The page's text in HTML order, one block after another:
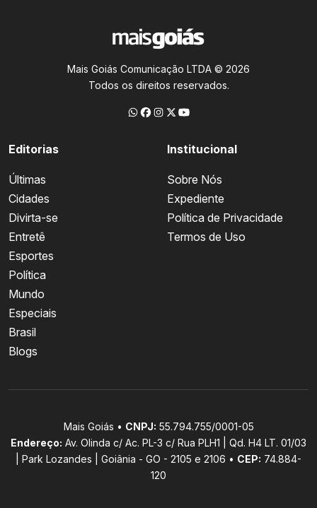
Mais Goiás Comunicação LTDA © 2026
Todos os direitos reservados.
Editorias
Últimas
Cidades
Divirta-se
Entretê
Esportes
Política
Mundo
Especiais
Brasil
Blogs
Institucional
Sobre Nós
Expediente
Política de Privacidade
Termos de Uso
Mais Goiás • CNPJ: 55.794.755/0001-05
Endereço: Av. Olinda c/ Ac. PL-3 c/ Rua PLH1 | Qd. H4 LT. 01/03
| Park Lozandes | Goiânia - GO - 2105 e 2106 • CEP: 74.884-
120